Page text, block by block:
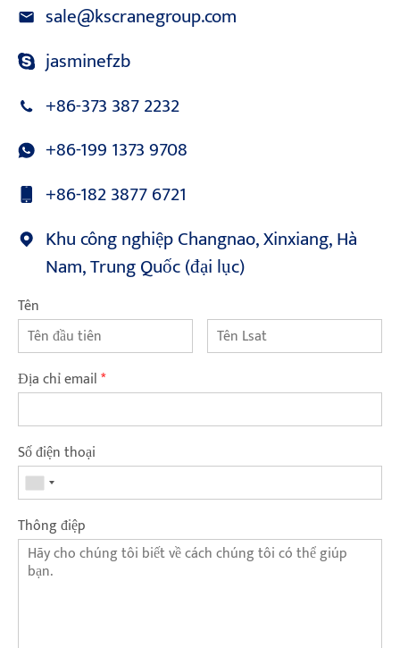
sale@kscranegroup.com
jasminefzb
+86-373 387 2232
+86-199 1373 9708
+86-182 3877 6721
Khu công nghiệp Changnao, Xinxiang, Hà
Nam, Trung Quốc (đại lục)
Tên
Địa chỉ email*
Số điện thoại
Thông điệp